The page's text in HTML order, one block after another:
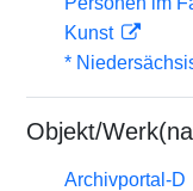
Kunst
*
Objekt/
Archivportal-D